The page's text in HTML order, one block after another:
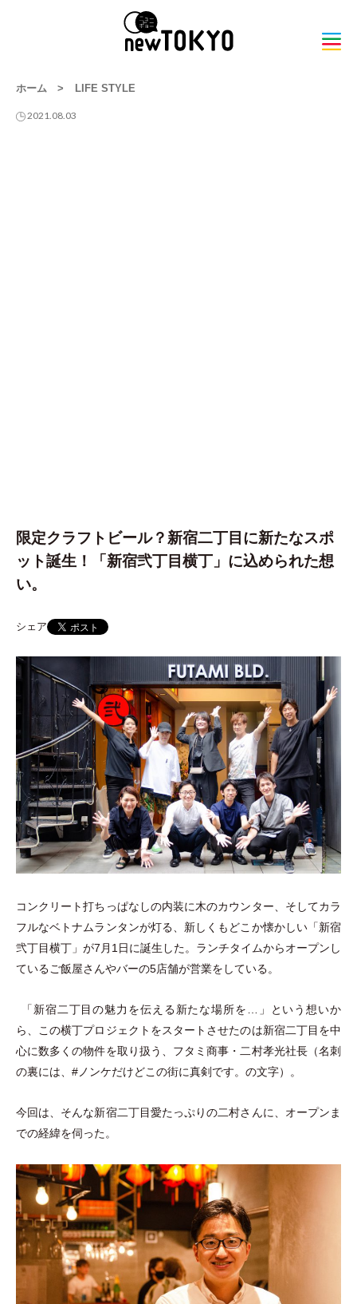
ホーム > LIFE STYLE
2021.08.03
限定クラフトビール？新宿二丁目に新たなスポ
ット誕生！「新宿弐丁目横丁」に込められた想
い。
シェア
コンクリート打ちっぱなしの内装に木のカウンター、そしてカラ
フルなベトナムランタンが灯る、新しくもどこか懐かしい「新宿
弐丁目横丁 」 が7月1日に誕生した。ランチタイムからオープンし
ているご飯屋さんやバーの5店舗が営業をしている。
「 新宿二丁目の魅力を伝える新たな場所を… 」
という想いか
ら、この横丁プロジェクトをスタートさせたのは新宿二丁目を中
心に数多くの物件を取り扱う、フタミ商事 ・ 二村孝光社長（名刺
の裏には、#ノンケだけどこの街に真剣です。の文字） 。
今回は、そんな新宿二丁目愛たっぷりの二村さんに、オープンま
での経緯を伺った。